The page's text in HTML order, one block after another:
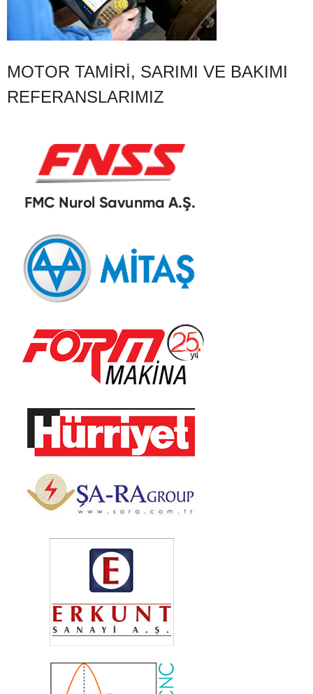
MOTOR TAMIRI, SARIMI VE BAKIMI
REFERANSLARIMIZ